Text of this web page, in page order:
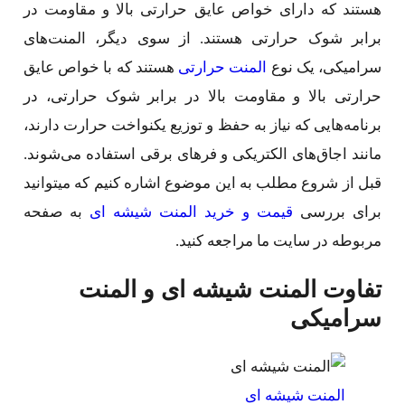
هستند که دارای خواص عایق حرارتی بالا و مقاومت در
برابر شوک حرارتی هستند. از سوی دیگر، المنت‌های
سرامیکی، یک نوع
المنت حرارتی هستند که با خواص عایق
حرارتی بالا و مقاومت بالا در برابر شوک حرارتی، در
برنامه‌هایی که نیاز به حفظ و توزیع یکنواخت حرارت دارند،
مانند اجاق‌های الکتریکی و فرهای برقی استفاده می‌شوند.
قبل از شروع مطلب به این موضوع اشاره کنیم که میتوانید
برای بررسی قیمت و خرید المنت شیشه ای به صفحه
مربوطه در سایت ما مراجعه کنید.
تفاوت المنت شیشه ای و المنت
سرامیکی
المنت شیشه ای